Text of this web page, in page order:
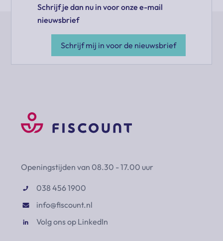
Schrijf je dan nu in voor onze e-mail
nieuwsbrief
Schrijf mij in voor de nieuwsbrief
Openingstijden van 08.30 - 17.00 uur
038 456 1900
info@fiscount.nl
Volg ons op LinkedIn